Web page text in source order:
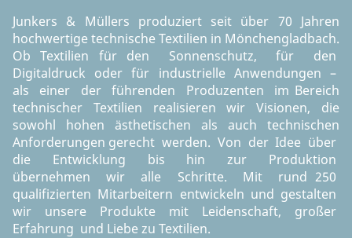
Junkers & Müllers produziert seit über 70 Jahren
hochwertige technische Textilien in Mönchengladbach.
Ob Textilien für den Sonnenschutz, für den
Digitaldruck oder für industrielle Anwendungen –
als einer der führenden Produzenten im Bereich
technischer Textilien realisieren wir Visionen, die
sowohl hohen ästhetischen als auch technischen
Anforderungen gerecht werden. Von der Idee über
die Entwicklung bis hin zur Produktion
übernehmen wir alle Schritte. Mit rund 250
qualifizierten Mitarbeitern entwickeln und gestalten
wir unsere Produkte mit Leidenschaft, großer
Erfahrung und Liebe zu Textilien.